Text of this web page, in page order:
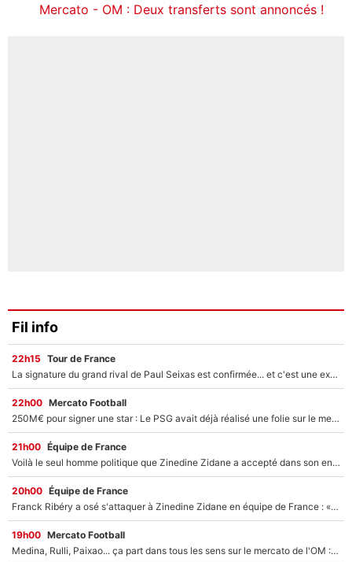
Mercato - OM : Deux transferts sont annoncés !
Fil info
22h15 Tour de France
La signature du grand rival de Paul Seixas est confirmée... et c'est une excellente nouvelle pour l'équipe Decathlon-CMA CGM !
22h00 Mercato Football
250M€ pour signer une star : Le PSG avait déjà réalisé une folie sur le mercato bien avant Neymar !
21h00 Équipe de France
Voilà le seul homme politique que Zinedine Zidane a accepté dans son entourage : «Je garde un très bon souvenir de lui»
20h00 Équipe de France
Franck Ribéry a osé s'attaquer à Zinedine Zidane en équipe de France : «Je n'aurais jamais fait ça»
19h00 Mercato Football
Medina, Rulli, Paixao... ça part dans tous les sens sur le mercato de l'OM : Frank McCourt va enfin récupérer l'argent qu'il attend ?